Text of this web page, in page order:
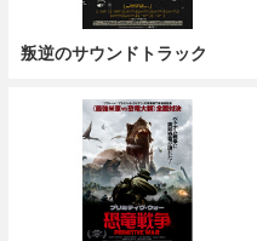
叛逆のサウンドトラック